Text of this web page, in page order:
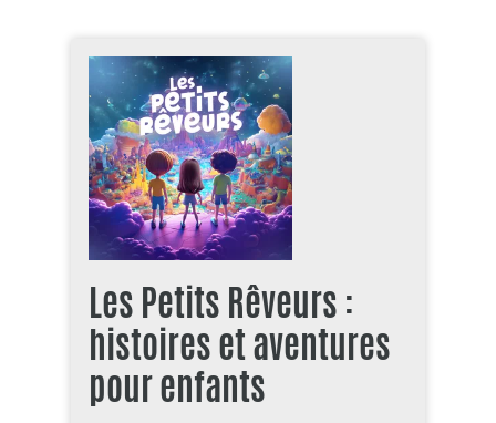
Les Petits Rêveurs :
histoires et aventures
pour enfants